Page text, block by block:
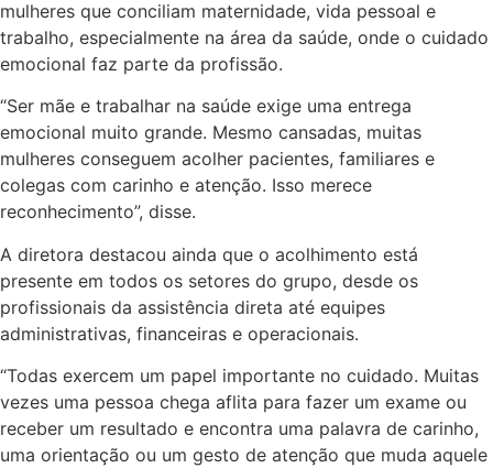
mulheres que conciliam maternidade, vida pessoal e
trabalho, especialmente na área da saúde, onde o cuidado
emocional faz parte da profissão.
“Ser mãe e trabalhar na saúde exige uma entrega
emocional muito grande. Mesmo cansadas, muitas
mulheres conseguem acolher pacientes, familiares e
colegas com carinho e atenção. Isso merece
reconhecimento”, disse.
A diretora destacou ainda que o acolhimento está
presente em todos os setores do grupo, desde os
profissionais da assistência direta até equipes
administrativas, financeiras e operacionais.
“Todas exercem um papel importante no cuidado. Muitas
vezes uma pessoa chega aflita para fazer um exame ou
receber um resultado e encontra uma palavra de carinho,
uma orientação ou um gesto de atenção que muda aquele